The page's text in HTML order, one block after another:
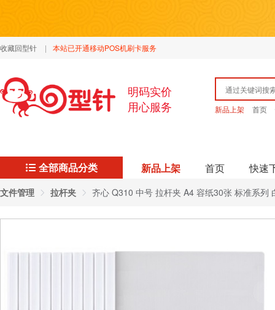
收藏回型针 | 本站已开通移动POS机刷卡服务
明码实价
用心服务
新品上架 首页
全部商品分类 新品上架 首页 快速
文件管理 拉杆夹 齐心 Q310 中号 拉杆夹 A4 容纸30张 标准系列